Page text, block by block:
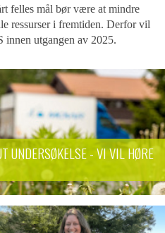
felles mål bør være at mindre
ressurser i fremtiden. Derfor vil
innen utgangen av 2025.
UNDERSØKELSE - VI VIL HØRE